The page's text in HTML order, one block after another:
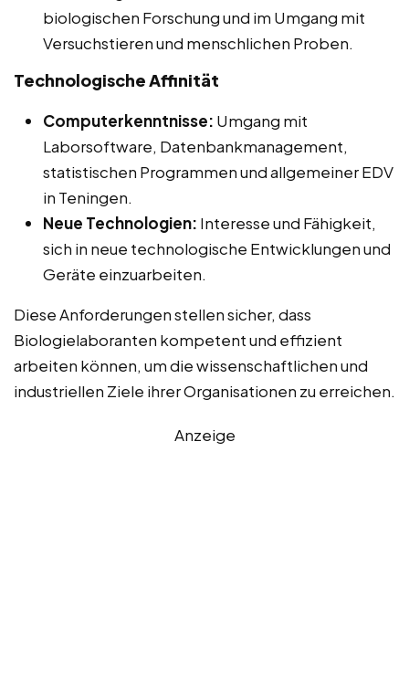
biologischen Forschung und im Umgang mit
Versuchstieren und menschlichen Proben.
Technologische Affinität
Computerkenntnisse: Umgang mit
Laborsoftware, Datenbankmanagement,
statistischen Programmen und allgemeiner EDV
in Teningen.
Neue Technologien: Interesse und Fähigkeit,
sich in neue technologische Entwicklungen und
Geräte einzuarbeiten.
Diese Anforderungen stellen sicher, dass
Biologielaboranten kompetent und effizient
arbeiten können, um die wissenschaftlichen und
industriellen Ziele ihrer Organisationen zu erreichen.
Anzeige